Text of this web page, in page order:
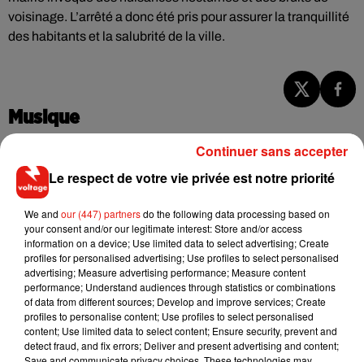
voisinage. L’arrêté a donc été pris pour assurer la tranquillité
des habitants et la salubrité de la ville.
Musique
RÜFÜS DU SOL annonce un nouvel
album après sa tournée mondiale
7 août 2026
Angèle et Amélie Lens dévoilent leur
collaboration tant attendue
Le respect de votre vie privée est notre priorité
We and our (447) partnersdo the following data processing based on
your consent and/or our legitimate interest: Store and/or access
information on a device; Use limited data to select advertising; Create
profiles for personalised advertising; Use profiles to select personalised
advertising; Measure advertising performance; Measure content
performance; Understand audiences through statistics or combinations
of data from different sources; Develop and improve services; Create
profiles to personalise content; Use profiles to select personalised
content; Use limited data to select content; Ensure security, prevent and
detect fraud, and fix errors; Deliver and present advertising and content;
Continuer sans accepter